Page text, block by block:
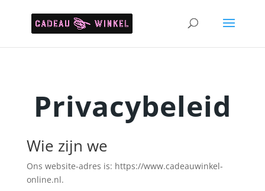
Privacybeleid
Wie zijn we
Ons website-adres is: https://www.cadeauwinkel-
online.nl.